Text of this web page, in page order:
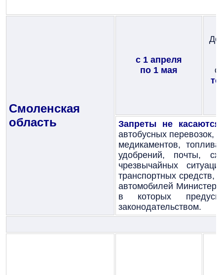
Смоленская
область
с 1 апреля
по 1 мая
Запреты не касаются
автобусных перевозок,
медикаментов,
удобрений, почты,
чрезвычайных
транспортных средств,
автомобилей
в которых
законодательством.